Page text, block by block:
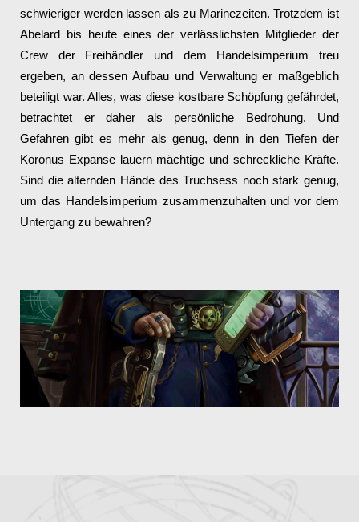
schwieriger werden lassen als zu Marinezeiten. Trotzdem ist
Abelard bis heute eines der verlässlichsten Mitglieder der
Crew der Freihändler und dem Handelsimperium treu
ergeben, an dessen Aufbau und Verwaltung er maßgeblich
beteiligt war. Alles, was diese kostbare Schöpfung gefährdet,
betrachtet er daher als persönliche Bedrohung. Und
Gefahren gibt es mehr als genug, denn in den Tiefen der
Koronus Expanse lauern mächtige und schreckliche Kräfte.
Sind die alternden Hände des Truchsess noch stark genug,
um das Handelsimperium zusammenzuhalten und vor dem
Untergang zu bewahren?